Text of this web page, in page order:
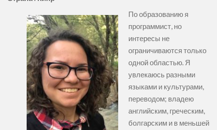
По образованию я
программист, но
интересы не
ограничиваются только
одной областью. Я
увлекаюсь разными
языками и культурами,
переводом; владею
английским, греческим,
болгарским и в меньшей